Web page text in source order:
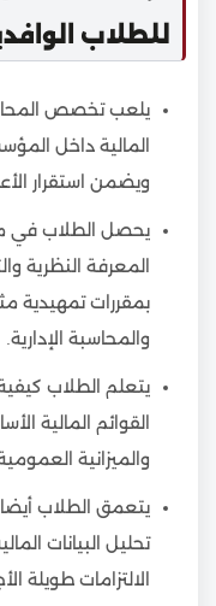
للطلاب
يلعب تخصص
المالية داخل
ويضمن استقرار
يحصل الطلاب في
المعرفة النظرية
بمقررات تمهيدية
والمحاسبة الإدارية.
يتعلم الطلاب
القوائم المالية
والميزانية
يتعمق الطلاب
تحليل البيانات
الالتزامات طويلة